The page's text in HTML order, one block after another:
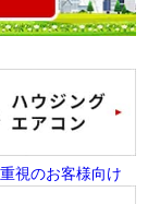
視のお客様向け